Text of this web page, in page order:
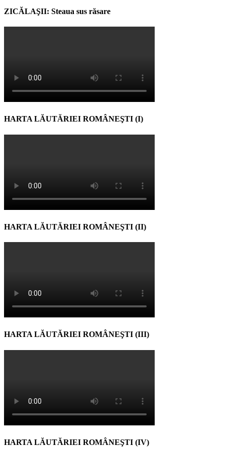
ZICĂLAŞII: Steaua sus răsare
HARTA LĂUTĂRIEI ROMÂNEŞTI (I)
HARTA LĂUTĂRIEI ROMÂNEŞTI (II)
HARTA LĂUTĂRIEI ROMÂNEŞTI (III)
HARTA LĂUTĂRIEI ROMÂNEŞTI (IV)